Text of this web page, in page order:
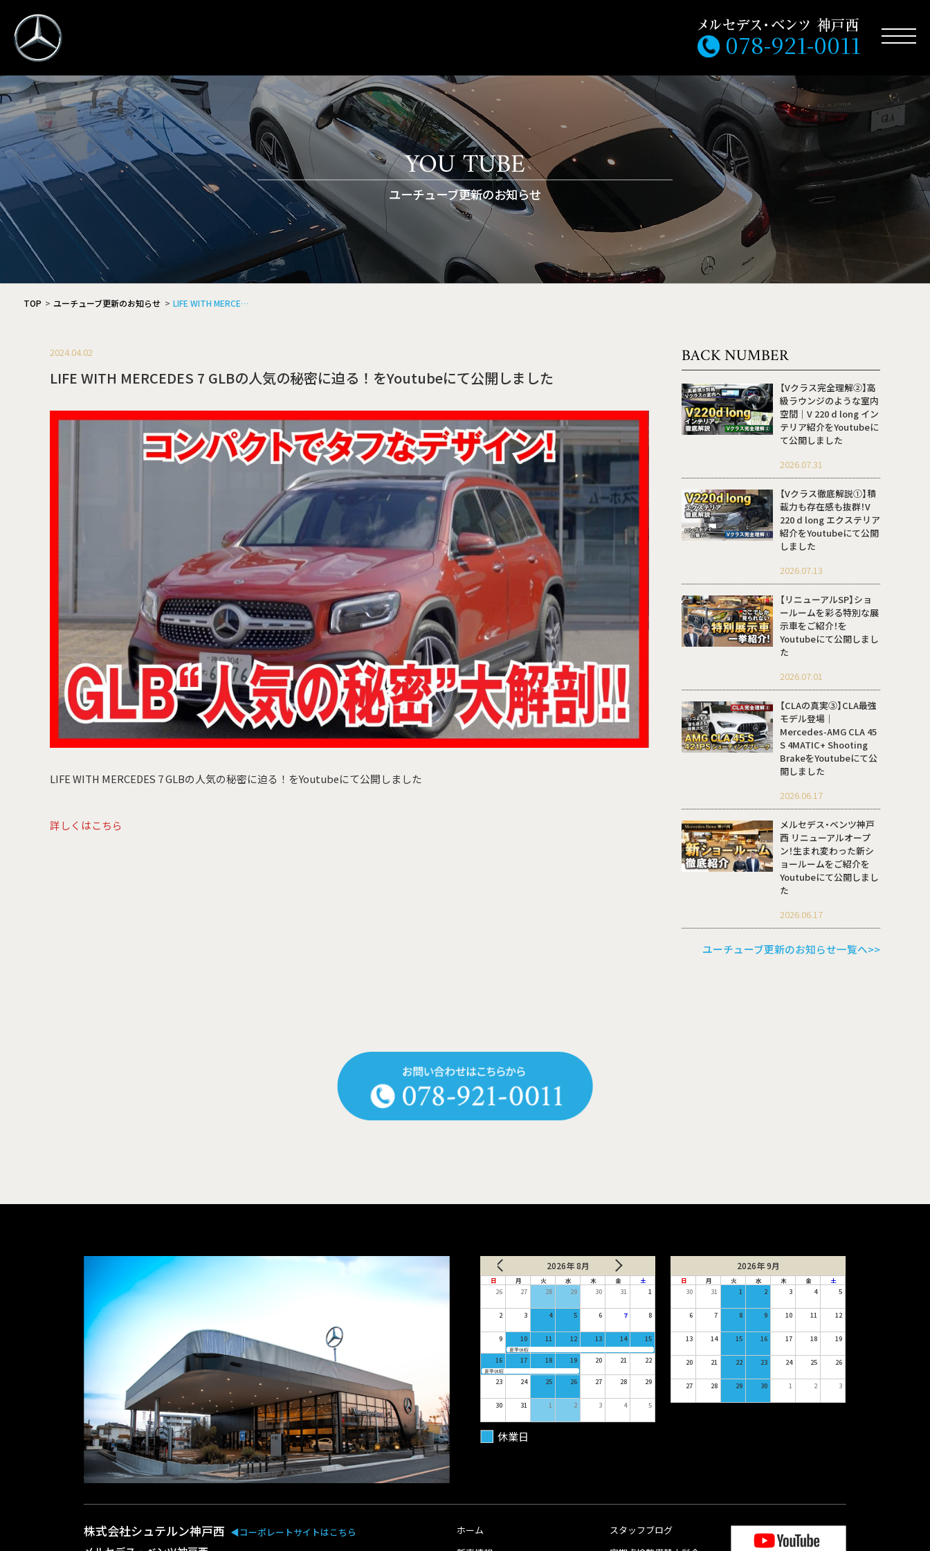
078-921-0011
YOU TUBE
ユーチューブ更新のお知らせ
TOP ユーチューブ更新のお知らせ LIFE WITH MERCE…
2024.04.02
LIFE WITH MERCEDES 7 GLBの人気の秘密に迫る！をYoutubeにて公開しました
LIFE WITH MERCEDES 7 GLBの人気の秘密に迫る！をYoutubeにて公開しました
詳しく はこちら
BACK NUMBER
【Vクラス完全理解②】高
級ラウンジのような室内
空間｜V 220 d long イン
テリア紹介をYoutubeに
て公開しました
2026.07.31
【Vクラス徹底解説①】積
載力も存在感も抜群！V
220 d long エクステリア
紹介をYoutubeにて公開
しました
2026.07.13
【リニューアルSP】ショ
ールームを彩る特別な展
示車をご紹介！を
Youtubeにて公開しまし
た
2026.07.01
【CLAの真実③】CLA最強
モデル登場｜
Mercedes-AMG CLA 45
S 4MATIC+ Shooting
BrakeをYoutubeにて公
開しました
2026.06.17
メルセデス・ベンツ神戸
西 リニューアルオープ
ン！生まれ変わった新シ
ョールームをご紹介を
Youtubeにて公開しまし
た
2026.06.17
ユーチューブ更新のお知らせ一覧へ>>
2026年 8月
日 月 火 水 木 金 土
26 27 28 29 30 31 1
2 3 4 5 6 7 8
9 10 11 12 13 14 15
夏季休暇
16 17 18 19 20 21 22
夏季休暇
23 24 25 26 27 28 29
30 31 1 2 3 4 5
2026年 9月
日 月 火 水 木 金 土
30 31 1 2 3 4 5
6 7 8 9 10 11 12
13 14 15 16 17 18 19
20 21 22 23 24 25 26
27 28 29 30 1 2 3
休業日
株式会社シュテルン神戸西 ◀︎コーポレートサイトはこちら
ホーム
スタッフブログ